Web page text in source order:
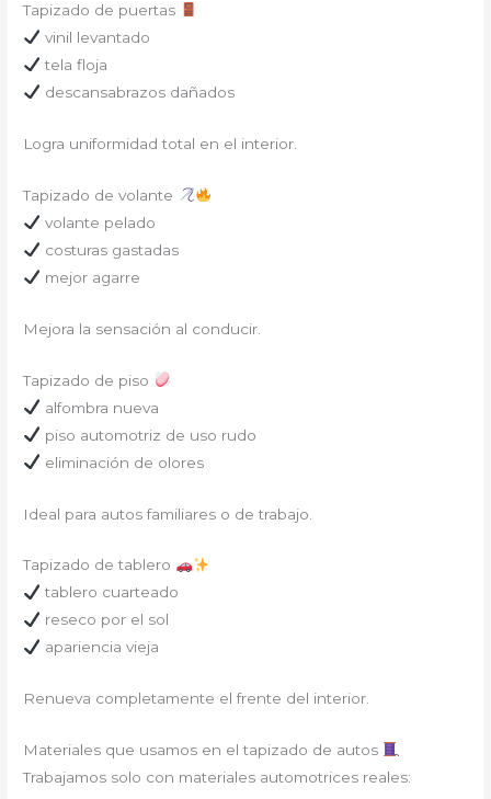
Tapizado de puertas
vinil levantado
tela floja
descansabrazos dañados
Logra uniformidad total en el interior.
Tapizado de volante
volante pelado
costuras gastadas
mejor agarre
Mejora la sensación al conducir.
Tapizado de piso
alfombra nueva
piso automotriz de uso rudo
eliminación de olores
Ideal para autos familiares o de trabajo.
Tapizado de tablero
tablero cuarteado
reseco por el sol
apariencia vieja
Renueva completamente el frente del interior.
Materiales que usamos en el tapizado de autos
Trabajamos solo con materiales automotrices reales: